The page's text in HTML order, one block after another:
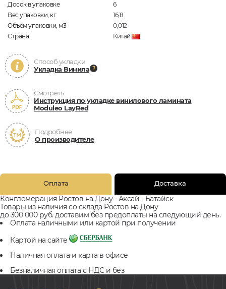
Досок в упаковке
6
Вес упаковки, кг
16,8
Объём упаковки, м3
0,012
Страна
Китай
Способ укладки
Укладка Винила
Смотреть
Инструкция по укладке винилового ламината
Moduleo LayRed
Подробнее
О производителе
Оплата Доставка
Конгломерация Ростов на Дону - Аксай - Батайск
Товары из наличия со склада Ростов на Дону
до 300 000 руб. доставим без предоплаты на следующий день.
Оплата наличными или картой при получении
Картой на сайте
Наличная оплата и карта в офисе
Безналичная оплата с НДС и без